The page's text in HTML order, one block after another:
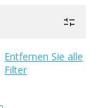
Entfernen Sie alle
Filter